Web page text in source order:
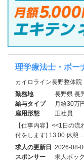
理学療法士・ボー
カイロライン長野整体院
勤務地
長野県 長
給与タイプ
月給30万
雇用形態
正社員
【仕事内容】<<1日の
付をします) 13:00 休憩 …
求人の更新日 2026-08-
スポンサー
求人ボッ